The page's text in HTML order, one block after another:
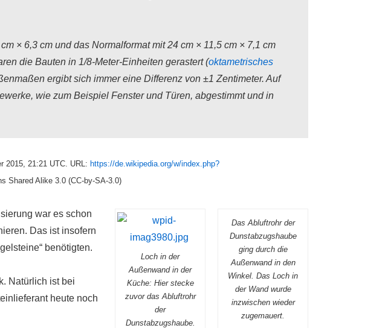
× 6,3 cm und das Normalformat mit 24 cm × 11,5 cm × 7,1 cm
die Bauten in 1/8-Meter-Einheiten gerastert (oktametrisches
ergibt sich immer eine Differenz von ±1 Zentimeter. Auf
wie zum Beispiel Fenster und Türen, abgestimmt und in
2015, 21:21 UTC. URL: https://de.wikipedia.org/w/index.php?
Shared Alike 3.0 (CC-by-SA-3.0)
Das Abluftrohr der
Dunstabzugshaube
ging durch die
Außenwand in den
Winkel. Das Loch in
der Wand wurde
inzwischen wieder
zugemauert.
Loch in der
Außenwand in der
Küche: Hier stecke
zuvor das Abluftrohr
der
Dunstabzugshaube.
war es schon
Das ist insofern
benötigten.
Natürlich ist bei
heute noch